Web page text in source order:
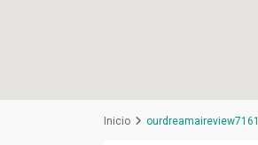
Inicio ourdreamaireview7161